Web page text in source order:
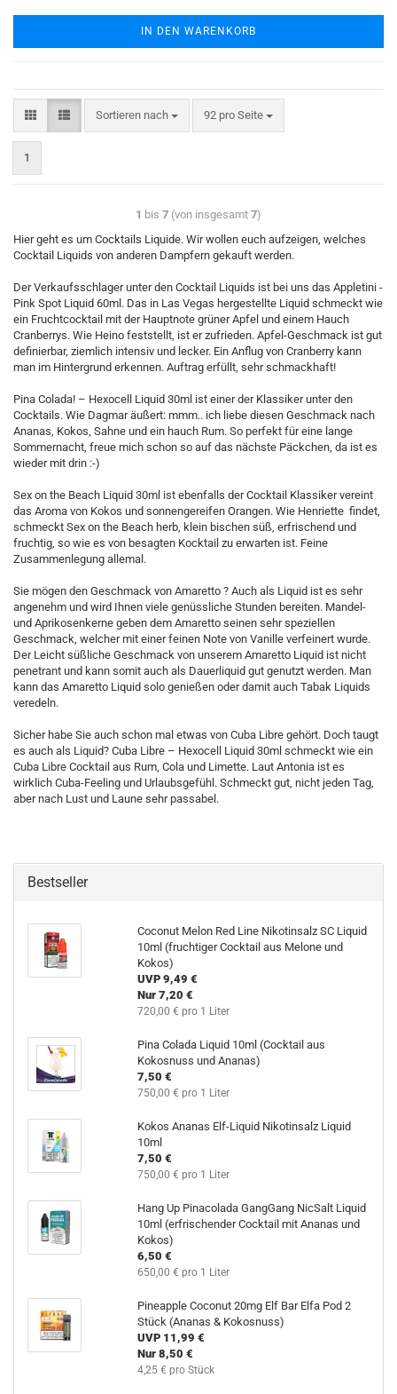
IN DEN WARENKORB
Sortieren nach 92 pro Seite
1
1 bis 7 (von insgesamt 7)
Hier geht es um Cocktails Liquide. Wir wollen euch aufzeigen, welches
Cocktail Liquids von anderen Dampfern gekauft werden.
Der Verkaufsschlager unter den Cocktail Liquids ist bei uns das Appletini -
Pink Spot Liquid 60ml. Das in Las Vegas hergestellte Liquid schmeckt wie
ein Fruchtcocktail mit der Hauptnote grüner Apfel und einem Hauch
Cranberrys. Wie Heino feststellt, ist er zufrieden. Apfel-Geschmack ist gut
definierbar, ziemlich intensiv und lecker. Ein Anflug von Cranberry kann
man im Hintergrund erkennen. Auftrag erfüllt, sehr schmackhaft!
Pina Colada! – Hexocell Liquid 30ml ist einer der Klassiker unter den
Cocktails. Wie Dagmar äußert: mmm.. ich liebe diesen Geschmack nach
Ananas, Kokos, Sahne und ein hauch Rum. So perfekt für eine lange
Sommernacht, freue mich schon so auf das nächste Päckchen, da ist es
wieder mit drin :-)
Sex on the Beach Liquid 30ml ist ebenfalls der Cocktail Klassiker vereint
das Aroma von Kokos und sonnengereifen Orangen. Wie Henriette findet,
schmeckt Sex on the Beach herb, klein bischen süß, erfrischend und
fruchtig, so wie es von besagten Kocktail zu erwarten ist. Feine
Zusammenlegung allemal.
Sie mögen den Geschmack von Amaretto ? Auch als Liquid ist es sehr
angenehm und wird Ihnen viele genüssliche Stunden bereiten. Mandel-
und Aprikosenkerne geben dem Amaretto seinen sehr speziellen
Geschmack, welcher mit einer feinen Note von Vanille verfeinert wurde.
Der Leicht süßliche Geschmack von unserem Amaretto Liquid ist nicht
penetrant und kann somit auch als Dauerliquid gut genutzt werden. Man
kann das Amaretto Liquid solo genießen oder damit auch Tabak Liquids
veredeln.
Sicher habe Sie auch schon mal etwas von Cuba Libre gehört. Doch taugt
es auch als Liquid? Cuba Libre – Hexocell Liquid 30ml schmeckt wie ein
Cuba Libre Cocktail aus Rum, Cola und Limette. Laut Antonia ist es
wirklich Cuba-Feeling und Urlaubsgefühl. Schmeckt gut, nicht jeden Tag,
aber nach Lust und Laune sehr passabel.
Bestseller
Coconut Melon Red Line Nikotinsalz SC Liquid
10ml (fruchtiger Cocktail aus Melone und
Kokos)
UVP 9,49 €
Nur 7,20 €
720,00 € pro 1 Liter
Pina Colada Liquid 10ml (Cocktail aus
Kokosnuss und Ananas)
7,50 €
750,00 € pro 1 Liter
Kokos Ananas Elf-Liquid Nikotinsalz Liquid
10ml
7,50 €
750,00 € pro 1 Liter
Hang Up Pinacolada GangGang NicSalt Liquid
10ml (erfrischender Cocktail mit Ananas und
Kokos)
6,50 €
650,00 € pro 1 Liter
Pineapple Coconut 20mg Elf Bar Elfa Pod 2
Stück (Ananas & Kokosnuss)
UVP 11,99 €
Nur 8,50 €
4,25 € pro Stück